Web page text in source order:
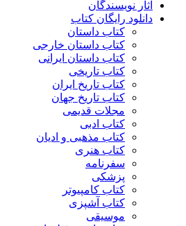
آثار نویسندگان
دانلود رایگان کتاب
کتاب داستان
کتاب داستان خارجی
کتاب داستان ایرانی
کتاب تاریخی
کتاب تاریخ ایران
کتاب تاریخ جهان
مجلات قدیمی
کتاب ادبی
کتاب مذهبی و ادیان
کتاب هنری
سفرنامه
پزشکی
کتاب کامپیوتر
کتاب آشپزی
موسیقی